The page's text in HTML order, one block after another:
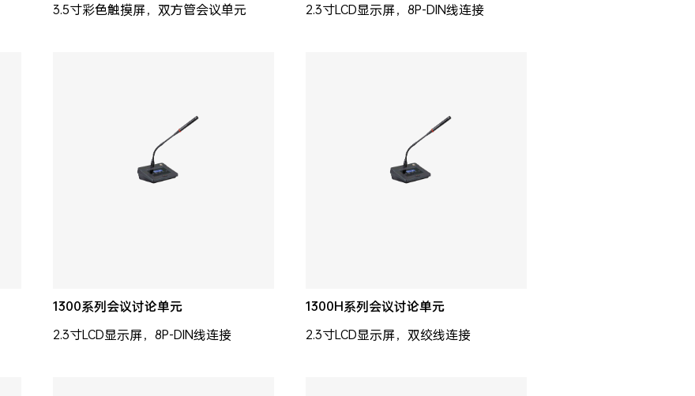
3.5寸彩色触摸屏，双方管会议单元
2.3寸LCD显示屏，8P-DIN线连接
1300系列会议讨论单元
2.3寸LCD显示屏，8P-DIN线连接
1300H系列会议讨论单元
2.3寸LCD显示屏，双绞线连接